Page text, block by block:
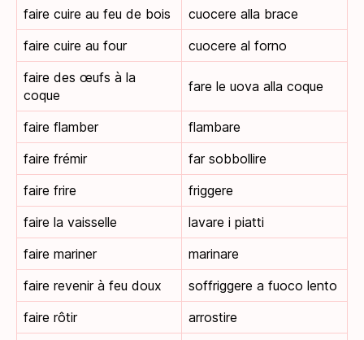
faire cuire au feu de bois
cuocere alla brace
faire cuire au four
cuocere al forno
faire des œufs à la
coque
fare le uova alla coque
faire flamber
flambare
faire frémir
far sobbollire
faire frire
friggere
faire la vaisselle
lavare i piatti
faire mariner
marinare
faire revenir à feu doux
soffriggere a fuoco lento
faire rôtir
arrostire